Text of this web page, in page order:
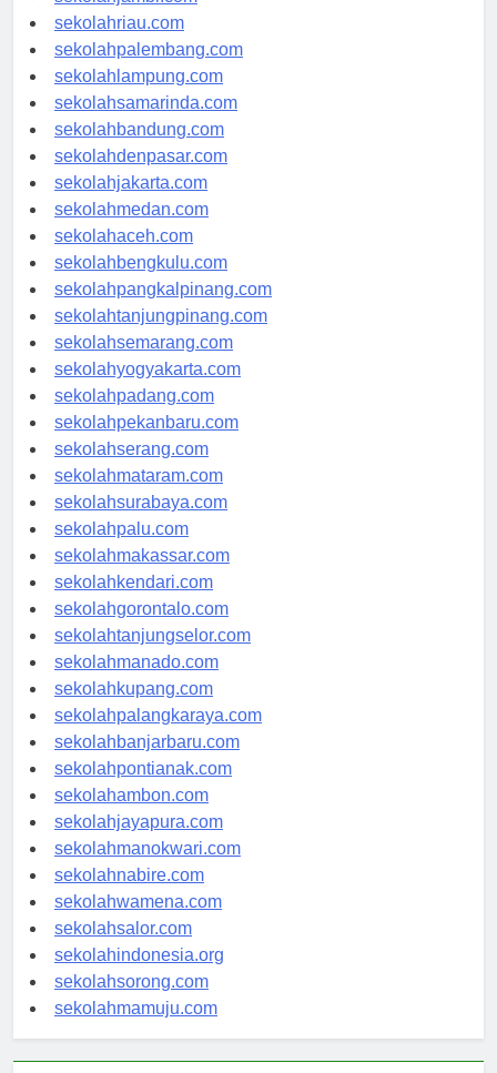
sekolahjambi.com
sekolahriau.com
sekolahpalembang.com
sekolahlampung.com
sekolahsamarinda.com
sekolahbandung.com
sekolahdenpasar.com
sekolahjakarta.com
sekolahmedan.com
sekolahaceh.com
sekolahbengkulu.com
sekolahpangkalpinang.com
sekolahtanjungpinang.com
sekolahsemarang.com
sekolahyogyakarta.com
sekolahpadang.com
sekolahpekanbaru.com
sekolahserang.com
sekolahmataram.com
sekolahsurabaya.com
sekolahpalu.com
sekolahmakassar.com
sekolahkendari.com
sekolahgorontalo.com
sekolahtanjungselor.com
sekolahmanado.com
sekolahkupang.com
sekolahpalangkaraya.com
sekolahbanjarbaru.com
sekolahpontianak.com
sekolahambon.com
sekolahjayapura.com
sekolahmanokwari.com
sekolahnabire.com
sekolahwamena.com
sekolahsalor.com
sekolahindonesia.org
sekolahsorong.com